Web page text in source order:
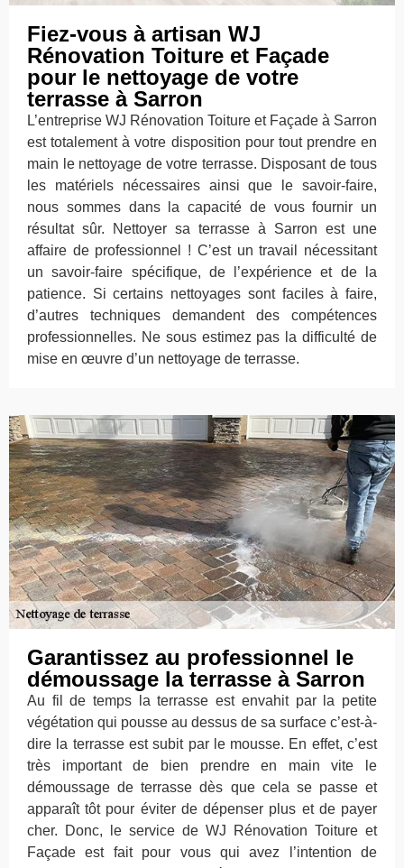
Fiez-vous à artisan WJ
Rénovation Toiture et Façade
pour le nettoyage de votre
terrasse à Sarron
L’entreprise WJ Rénovation Toiture et Façade à Sarron
est totalement à votre disposition pour tout prendre en
main le nettoyage de votre terrasse. Disposant de tous
les matériels nécessaires ainsi que le savoir-faire,
nous sommes dans la capacité de vous fournir un
résultat sûr. Nettoyer sa terrasse à Sarron est une
affaire de professionnel ! C’est un travail nécessitant
un savoir-faire spécifique, de l’expérience et de la
patience. Si certains nettoyages sont faciles à faire,
d’autres techniques demandent des compétences
professionnelles. Ne sous estimez pas la difficulté de
mise en œuvre d’un nettoyage de terrasse.
Garantissez au professionnel le
démoussage la terrasse à Sarron
Au fil de temps la terrasse est envahit par la petite
végétation qui pousse au dessus de sa surface c’est-à-
dire la terrasse est subit par le mousse. En effet, c’est
très important de bien prendre en main vite le
démoussage de terrasse dès que cela se passe et
apparaît tôt pour éviter de dépenser plus et de payer
cher. Donc, le service de WJ Rénovation Toiture et
Façade est fait pour vous qui avez l’intention de